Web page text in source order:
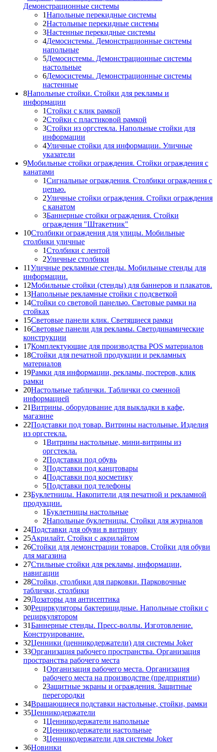
Демонстрационные системы
1Напольные перекидные системы
2Настольные перекидные системы
3Настенные перекидные системы
4Демосистемы. Демонстрационные системы
напольные
5Демосистемы. Демонстрационные системы
настольные
6Демосистемы. Демонстрационные системы
настенные
8Напольные стойки. Стойки для рекламы и
информации
1Стойки с клик рамкой
2Стойки с пластиковой рамкой
3Стойки из оргстекла. Напольные стойки для
информации
4Уличные стойки для информации. Уличные
указатели
9Мобильные стойки ограждения. Стойки ограждения с
канатами
1Сигнальные ограждения. Столбики ограждения с
цепью.
2Уличные стойки ограждения. Стойки ограждения
с канатом
3Баннерные стойки ограждения. Стойки
ограждения "Штакетник"
10Столбики ограждения для улицы. Мобильные
столбики уличные
1Столбики с лентой
2Уличные столбики
11Уличные рекламные стенды. Мобильные стенды для
информации.
12Мобильные стойки (стенды) для баннеров и плакатов.
13Напольные рекламные стойки с подсветкой
14Стойки со световой панелью. Световые рамки на
стойках
15Световые панели клик. Светящиеся рамки
16Световые панели для рекламы. Светодинамические
конструкции
17Комплектующие для производства POS материалов
18Стойки для печатной продукции и рекламных
материалов
19Рамки для информации, рекламы, постеров, клик
рамки
20Настольные таблички. Таблички со сменной
информацией
21Витрины, оборудование для выкладки в кафе,
магазине
22Подставки под товар. Витрины настольные. Изделия
из оргстекла.
1Витрины настольные, мини-витрины из
оргстекла.
2Подставки под обувь
3Подставки под канцтовары
4Подставки под косметику
5Подставки под телефоны
23Буклетницы. Накопители для печатной и рекламной
продукции.
1Буклетницы настольные
2Напольные буклетницы. Стойки для журналов
24Подставки для обуви в витрину
25Акрилайт. Стойки с акрилайтом
26Стойки для демонстрации товаров. Стойки для обуви
для магазина
27Стильные стойки для рекламы, информации,
навигации
28Стойки, столбики для парковки. Парковочные
таблички, столбики
29Дозаторы для антисептика
30Рециркуляторы бактерицидные. Напольные стойки с
рециркулятором
31Баннерные стенды. Пресс-воллы. Изготовление.
Конструирование.
32Ценники (ценникодержатели) для системы Joker
33Организация рабочего пространства. Организация
пространства рабочего места
1Организация рабочего места. Организация
рабочего места на производстве (предприятии)
2Защитные экраны и ограждения. Защитные
перегородки
34Вращающиеся подставки настольные, стойки, рамки
35Ценникодержатели
1Ценникодержатели напольные
2Ценникодержатели настольные
3Ценникодержатели для системы Joker
36Новинки